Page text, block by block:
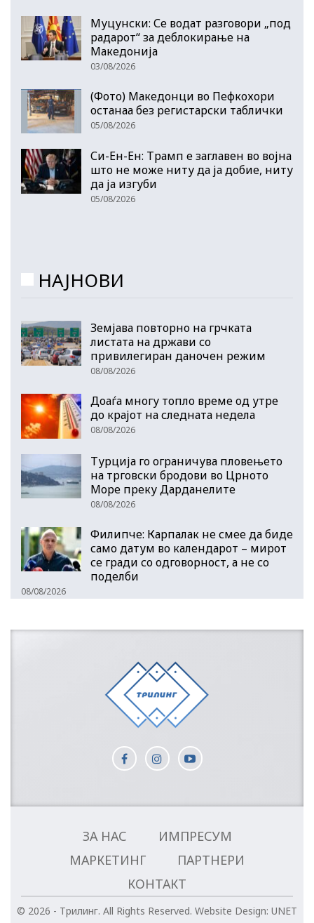
Муцунски: Се водат разговори „под
радарот“ за деблокирање на
Македонија
03/08/2026
(Фото) Македонци во Пефкохори
останаа без регистарски таблички
05/08/2026
Си-Ен-Ен: Трамп е заглавен во војна
што не може ниту да ја добие, ниту
да ја изгуби
05/08/2026
НАЈНОВИ
Земјава повторно на грчката
листата на држави со
привилегиран даночен режим
08/08/2026
Доаѓа многу топло време од утре
до крајот на следната недела
08/08/2026
Турција го ограничува пловењето
на трговски бродови во Црното
Море преку Дарданелите
08/08/2026
Филипче: Карпалак не смее да биде
само датум во календарот – мирот
се гради со одговорност, а не со
поделби
08/08/2026
ЗА НАС
ИМПРЕСУМ
МАРКЕТИНГ
ПАРТНЕРИ
КОНТАКТ
© 2026 - Трилинг. All Rights Reserved. Website Design: UNET